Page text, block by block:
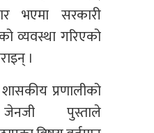
भएमा सरकारी
व्यवस्था गरिएको
।
प्रणालीको
पुस्ताले